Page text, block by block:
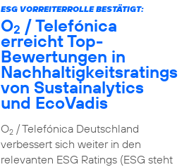
ESG VORREITERROLLE BESTÄTIGT:
O2 / Telefónica
erreicht Top-
Bewertungen in
Nachhaltigkeitsratings
von Sustainalytics
und EcoVadis
O2/ Telefónica Deutschland
verbessert sich weiter in den
relevanten ESG Ratings (ESG steht